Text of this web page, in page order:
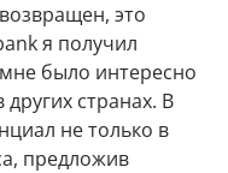
это
я получил
было интересно
странах. В
не только в
предложив